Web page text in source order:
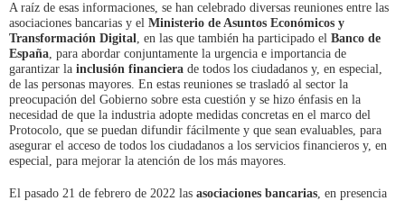
A raíz de esas informaciones, se han celebrado diversas reuniones entre las
asociaciones bancarias y el Ministerio de Asuntos Económicos y
Transformación Digital, en las que también ha participado el Banco de
España, para abordar conjuntamente la urgencia e importancia de
garantizar la inclusión financiera de todos los ciudadanos y, en especial,
de las personas mayores. En estas reuniones se trasladó al sector la
preocupación del Gobierno sobre esta cuestión y se hizo énfasis en la
necesidad de que la industria adopte medidas concretas en el marco del
Protocolo, que se puedan difundir fácilmente y que sean evaluables, para
asegurar el acceso de todos los ciudadanos a los servicios financieros y, en
especial, para mejorar la atención de los más mayores.
El pasado 21 de febrero de 2022 las asociaciones bancarias, en presencia